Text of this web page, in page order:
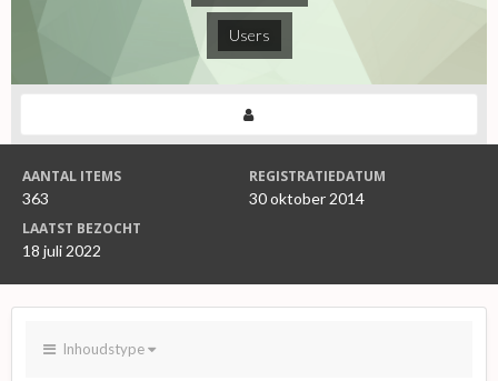
Users
AANTAL ITEMS
363
REGISTRATIEDATUM
30 oktober 2014
LAATST BEZOCHT
18 juli 2022
Inhoudstype